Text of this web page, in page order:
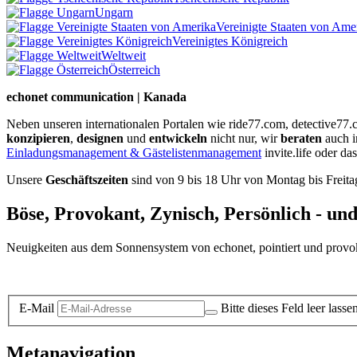
Ungarn
Vereinigte Staaten von
Vereinigtes Königreich
Weltweit
Österreich
echonet communication | Kanada
Neben unseren internationalen Portalen wie ride77.com,
konzipieren, designen und entwickeln nicht nur, wirberaten auch
Einladungsmanagement & Gästelistenmanagement invite.life oder
Unsere Geschäftszeiten sind von 9 bis 18 Uhr von Montag bis
Böse, Provokant, Zynisch, Persönlich -
Neuigkeiten aus dem Sonnensystem von echonet, pointiert und
E-Mail Bitte dieses Feld leer